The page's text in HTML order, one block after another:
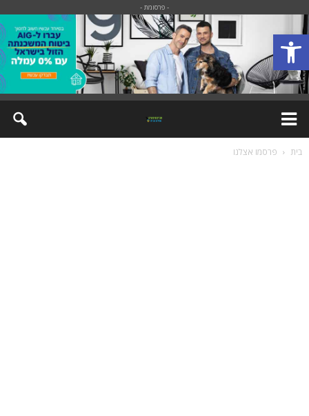
פתח סרגל נגישות
- פרסומת -
בית פרסמו אצלנו